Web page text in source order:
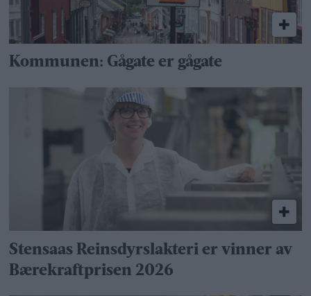
Kommunen: Gågate er gågate
Stensaas Reinsdyrslakteri er vinner av
Bærekraftprisen 2026